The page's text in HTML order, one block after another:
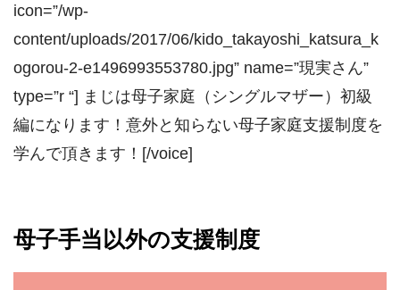
icon=”/wp-
content/uploads/2017/06/kido_takayoshi_katsura_k
ogorou-2-e1496993553780.jpg” name=”現実さん”
type=”r “] まじは母子家庭（シングルマザー）初級
編になります！意外と知らない母子家庭支援制度を
学んで頂きます！[/voice]
母子手当以外の支援制度